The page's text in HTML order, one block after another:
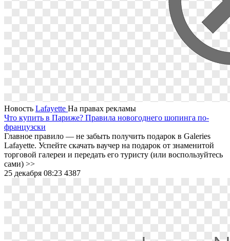
Новость Lafayette На правах рекламы
Что купить в Париже? Правила новогоднего шопинга по-
французски
Главное правило ― не забыть получить подарок в Galeries
Lafayette. Успейте скачать ваучер на подарок от знаменитой
торговой галереи и передать его туристу (или воспользуйтесь
сами) >>
25 декабря 08:23 4387